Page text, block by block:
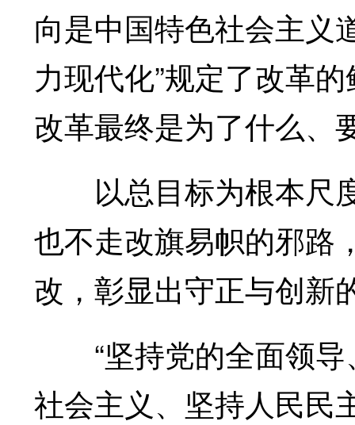
向是中国特色社会主义
力现代化”规定了改革
改革最终是为了什么、
以总目标为根本尺
也不走改旗易帜的邪路
改，彰显出守正与创新
“坚持党的全面领导
社会主义、坚持人民民